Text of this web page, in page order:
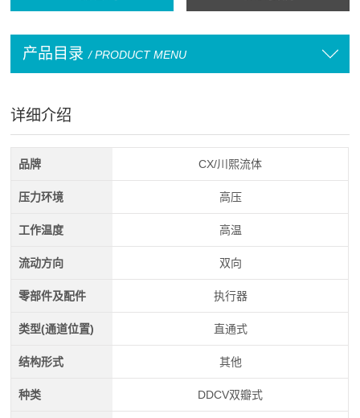
产品目录 / PRODUCT MENU
详细介绍
品牌 CX/川熙流体
压力环境 高压
工作温度 高温
流动方向 双向
零部件及配件 执行器
类型(通道位置) 直通式
结构形式 其他
种类 DDCV双瓣式